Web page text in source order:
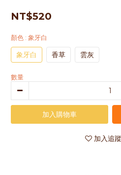
NT$520
顏色 : 象牙白
象牙白 香草 雲灰
數量
加入購物車
加入追